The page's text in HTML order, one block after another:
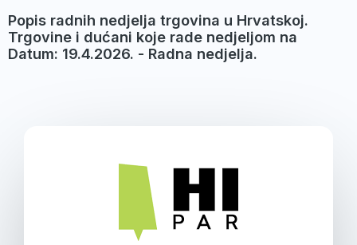
Popis radnih nedjelja trgovina u Hrvatskoj.
Trgovine i dućani koje rade nedjeljom na
Datum: 19.4.2026. - Radna nedjelja.